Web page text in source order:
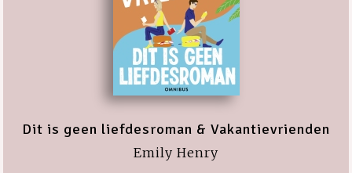
Dit is geen liefdesroman & Vakantievrienden
Emily Henry